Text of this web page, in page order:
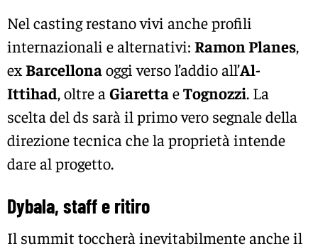
Nel casting restano vivi anche profili
internazionali e alternativi: Ramon Planes,
exBarcellonaoggi verso l’addio all’Al-
Ittihad, oltre a GiarettaeTognozzi. La
scelta del ds sarà il primo vero segnale della
direzione tecnica che la proprietà intende
dare al progetto.
Dybala, staff e ritiro
Il summit toccherà inevitabilmente anche il